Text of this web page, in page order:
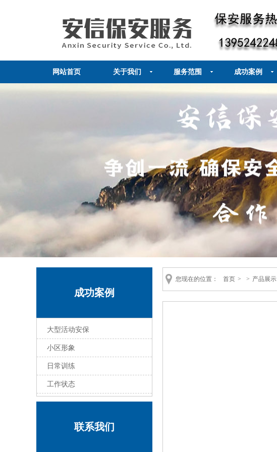
网站首页 关于我们 服务范围 成功案例
成功案例
大型活动安保
小区形象
日常训练
工作状态
联系我们
您现在的位置： 首页 > > 产品展示